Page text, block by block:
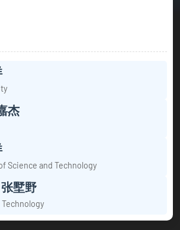
杰
Science and Technology
墅野